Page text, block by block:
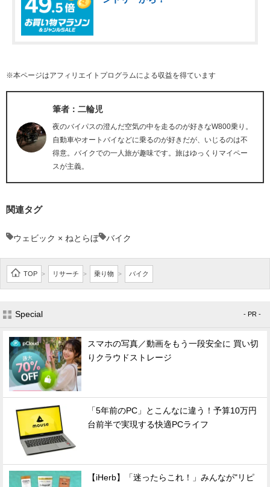
※本ページはアフィリエイトプログラムによる収益を得ています
筆者：二輪児
夜のバイパスの澄んだ空気の中を走るのが好きなW800乗り。
自動車やオートバイなどに乗るのが好きだが、いじるのは不
得意。バイクでの一人旅が趣味です。旅はゆっくりマイペー
スが主義。
関連タグ
ウェビック × ねとらぼ バイク
TOP > リサーチ > 乗り物 > バイク
Special - PR -
スマホの写真／動画をもう一段安全に 買い切
りクラウドストレージ
「5年前のPC」とこんなに違う！予算10万円
台前半で実現する快適PCライフ
【iHerb】「迷ったらこれ！」みんなが"リピ